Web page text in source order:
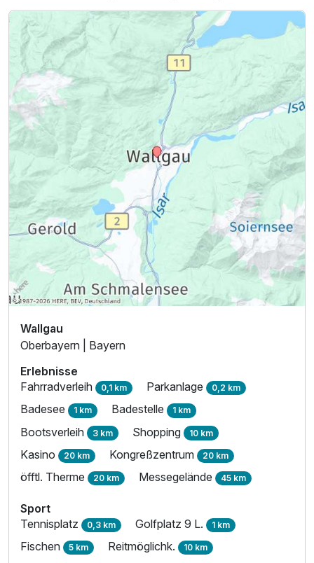
Wallgau
Oberbayern | Bayern
Erlebnisse
Fahrradverleih 0,1 km Parkanlage 0,2 km
Badesee 1 km Badestelle 1 km
Bootsverleih 3 km Shopping 10 km
Kasino 20 km Kongreßzentrum 20 km
öfftl. Therme 20 km Messegelände 45 km
Sport
Tennisplatz 0,3 km Golfplatz 9 L. 1 km
Fischen 5 km Reitmöglichk. 10 km